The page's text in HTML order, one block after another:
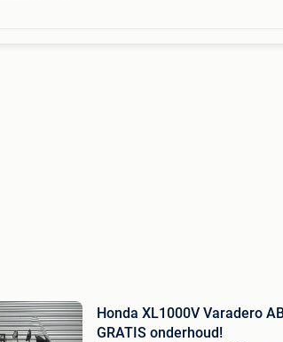
Honda XL1000V Varadero
GRATIS onderhoud!